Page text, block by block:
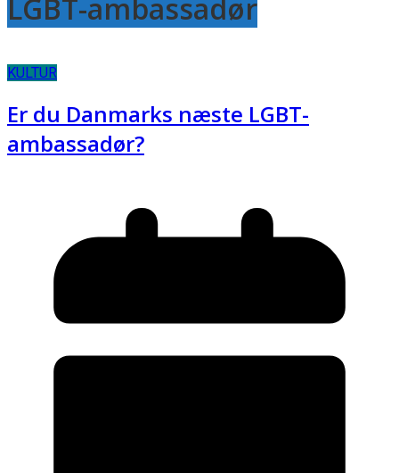
LGBT-ambassadør
KULTUR
Er du Danmarks næste LGBT-
ambassadør?